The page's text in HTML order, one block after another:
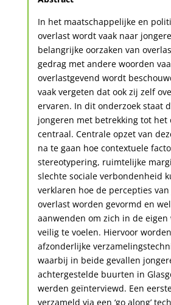
In het maatschappelijke en
overlast wordt vaak naar
belangrijke oorzaken van
gedrag met andere woorden
overlastgevend wordt
vaak vergeten dat ook zij zelf
ervaren. In dit onderzoek staat
jongeren met betrekking tot het
centraal. Centrale opzet van
na te gaan hoe contextuele
stereotypering, ruimtelijke
slechte sociale verbondenheid
verklaren hoe de percepties
overlast worden gevormd en
aanwenden om zich in de eigen
veilig te voelen. Hiervoor
afzonderlijke
waarbij in beide gevallen
achtergestelde buurten in
werden geïnterviewd. Een
verzameld via een ‘go along’